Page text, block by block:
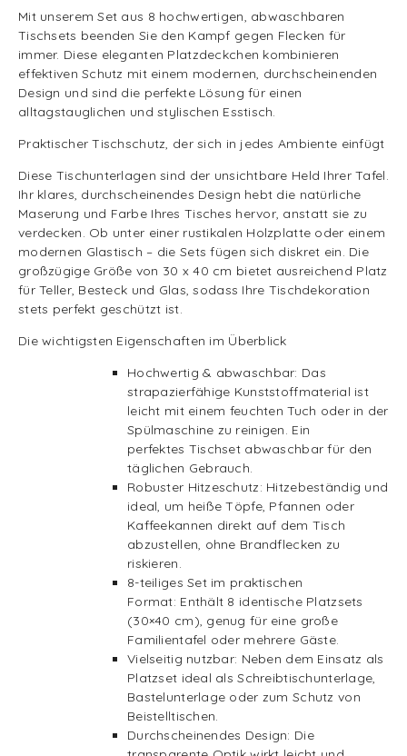
Mit unserem Set aus 8 hochwertigen, abwaschbaren
Tischsets beenden Sie den Kampf gegen Flecken für
immer. Diese eleganten Platzdeckchen kombinieren
effektiven Schutz mit einem modernen, durchscheinenden
Design und sind die perfekte Lösung für einen
alltagstauglichen und stylischen Esstisch.
Praktischer Tischschutz, der sich in jedes Ambiente einfügt
Diese Tischunterlagen sind der unsichtbare Held Ihrer Tafel.
Ihr klares, durchscheinendes Design hebt die natürliche
Maserung und Farbe Ihres Tisches hervor, anstatt sie zu
verdecken. Ob unter einer rustikalen Holzplatte oder einem
modernen Glastisch – die Sets fügen sich diskret ein. Die
großzügige Größe von 30 x 40 cm bietet ausreichend Platz
für Teller, Besteck und Glas, sodass Ihre Tischdekoration
stets perfekt geschützt ist.
Die wichtigsten Eigenschaften im Überblick
Hochwertig & abwaschbar: Das
strapazierfähige Kunststoffmaterial ist
leicht mit einem feuchten Tuch oder in der
Spülmaschine zu reinigen. Ein
perfektes Tischset abwaschbar für den
täglichen Gebrauch.
Robuster Hitzeschutz: Hitzebeständig und
ideal, um heiße Töpfe, Pfannen oder
Kaffeekannen direkt auf dem Tisch
abzustellen, ohne Brandflecken zu
riskieren.
8-teiliges Set im praktischen
Format: Enthält 8 identische Platzsets
(30×40 cm), genug für eine große
Familientafel oder mehrere Gäste.
Vielseitig nutzbar: Neben dem Einsatz als
Platzset ideal als Schreibtischunterlage,
Bastelunterlage oder zum Schutz von
Beistelltischen.
Durchscheinendes Design: Die